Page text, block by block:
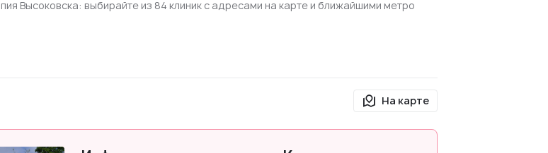
Высоковска: выбирайте из 84 клиник с адресами на карте и ближайшими метро
На карте